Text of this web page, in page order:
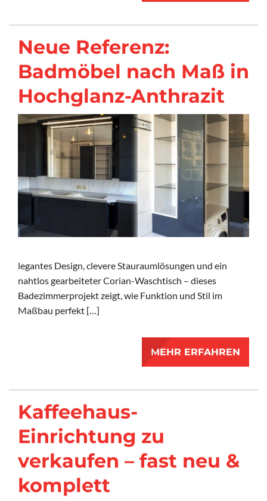
Neue Referenz:
Badmöbel nach Maß in
Hochglanz-Anthrazit
legantes Design, clevere Stauraumlösungen und ein
nahtlos gearbeiteter Corian-Waschtisch – dieses
Badezimmerprojekt zeigt, wie Funktion und Stil im
Maßbau perfekt […]
MEHR ERFAHREN
Kaffeehaus-
Einrichtung zu
verkaufen – fast neu &
komplett